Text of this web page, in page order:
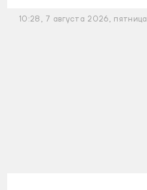
10:28, 7 августа 2026, пятница